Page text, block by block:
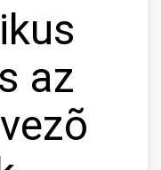
az